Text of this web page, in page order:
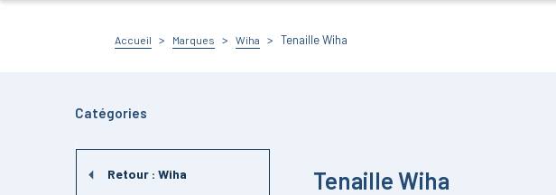
Accueil Marques Wiha Tenaille Wiha
Catégories
Retour : Wiha Tenaille Wiha